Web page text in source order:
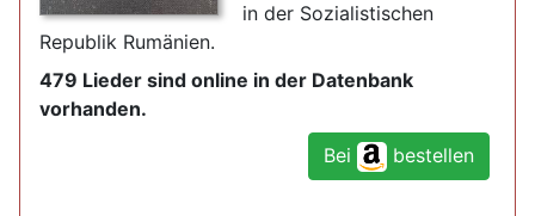
in der Sozialistischen
Republik Rumänien.
479 Lieder sind online in der Datenbank
vorhanden.
Bei
bestellen